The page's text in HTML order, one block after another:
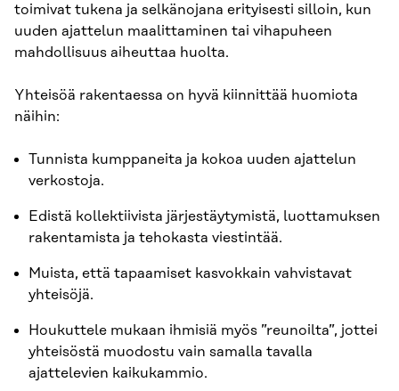
toimivat tukena ja selkänojana erityisesti silloin, kun
uuden ajattelun maalittaminen tai vihapuheen
mahdollisuus aiheuttaa huolta.
Yhteisöä rakentaessa on hyvä kiinnittää huomiota
näihin:
Tunnista kumppaneita ja kokoa uuden ajattelun
verkostoja.
Edistä kollektiivista järjestäytymistä, luottamuksen
rakentamista ja tehokasta viestintää.
Muista, että tapaamiset kasvokkain vahvistavat
yhteisöjä.
Houkuttele mukaan ihmisiä myös ”reunoilta”, jottei
yhteisöstä muodostu vain samalla tavalla
ajattelevien kaikukammio.